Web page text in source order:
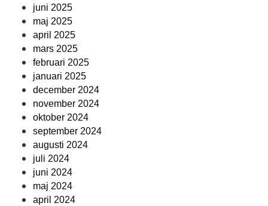
juni 2025
maj 2025
april 2025
mars 2025
februari 2025
januari 2025
december 2024
november 2024
oktober 2024
september 2024
augusti 2024
juli 2024
juni 2024
maj 2024
april 2024